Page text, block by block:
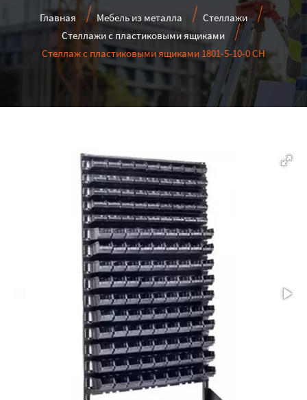
Главная Мебель из металла
Стеллажи
Стеллажи с пластиковыми ящиками
Стеллаж с пластиковыми ящиками 1801-5-10-0 CH